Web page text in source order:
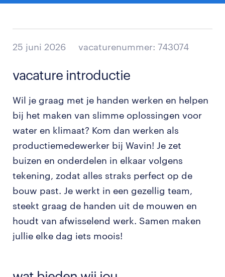
25 juni 2026 vacaturenummer: 743074
vacature introductie
Wil je graag met je handen werken en helpen
bij het maken van slimme oplossingen voor
water en klimaat? Kom dan werken als
productiemedewerker bij Wavin! Je zet
buizen en onderdelen in elkaar volgens
tekening, zodat alles straks perfect op de
bouw past. Je werkt in een gezellig team,
steekt graag de handen uit de mouwen en
houdt van afwisselend werk. Samen maken
jullie elke dag iets moois!